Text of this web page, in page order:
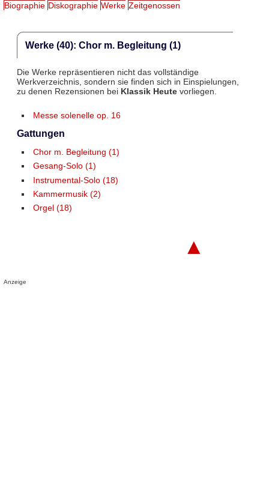
Biographie Diskographie Werke Zeitgenossen
Werke (40): Chor m. Begleitung (1)
Die Werke repräsentieren nicht das vollständige
Werkverzeichnis, sondern sie finden sich in Einspielungen,
zu denen Rezensionen bei Klassik Heutevorliegen.
Messe solenelle op. 16
Gattungen
Chor m. Begleitung (1)
Gesang-Solo (1)
Instrumental-Solo (18)
Kammermusik (2)
Orgel (18)
▲
Anzeige